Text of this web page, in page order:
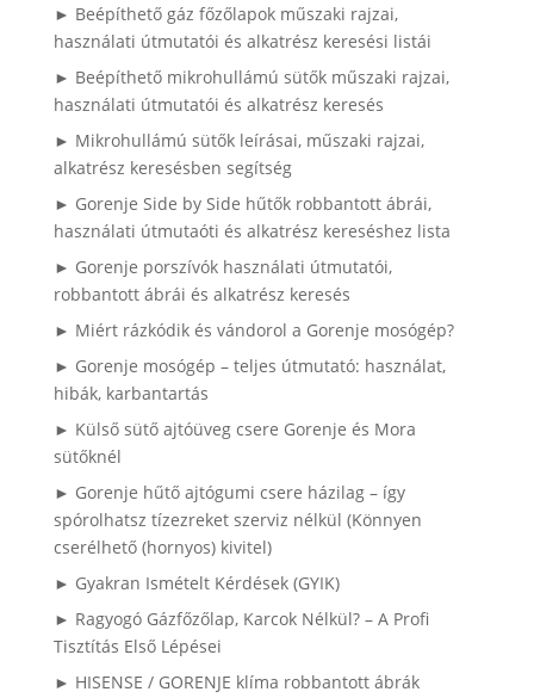
► Beépíthető gáz főzőlapok műszaki rajzai,
használati útmutatói és alkatrész keresési listái
► Beépíthető mikrohullámú sütők műszaki rajzai,
használati útmutatói és alkatrész keresés
► Mikrohullámú sütők leírásai, műszaki rajzai,
alkatrész keresésben segítség
► Gorenje Side by Side hűtők robbantott ábrái,
használati útmutaóti és alkatrész kereséshez lista
► Gorenje porszívók használati útmutatói,
robbantott ábrái és alkatrész keresés
► Miért rázkódik és vándorol a Gorenje mosógép?
► Gorenje mosógép – teljes útmutató: használat,
hibák, karbantartás
► Külső sütő ajtóüveg csere Gorenje és Mora
sütőknél
► Gorenje hűtő ajtógumi csere házilag – így
spórolhatsz tízezreket szerviz nélkül (Könnyen
cserélhető (hornyos) kivitel)
► Gyakran Ismételt Kérdések (GYIK)
► Ragyogó Gázfőzőlap, Karcok Nélkül? – A Profi
Tisztítás Első Lépései
► HISENSE / GORENJE klíma robbantott ábrák